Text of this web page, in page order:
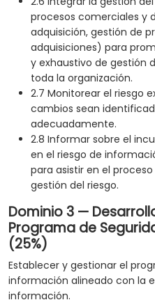
procesos comerciales y
adquisición, gestión de
adquisiciones) para
y exhaustivo de gestión
toda la organización.
2.7 Monitorear el riesgo
cambios sean
adecuadamente.
2.8 Informar sobre el
en el riesgo de
para asistir en el
gestión del riesgo.
Dominio 3 —
Programa de
(25%)
Establecer y gestionar el
información alineado con la
información.